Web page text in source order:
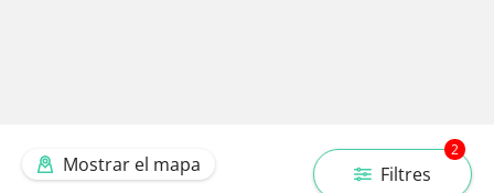
Filtres
2
Mostrar el mapa